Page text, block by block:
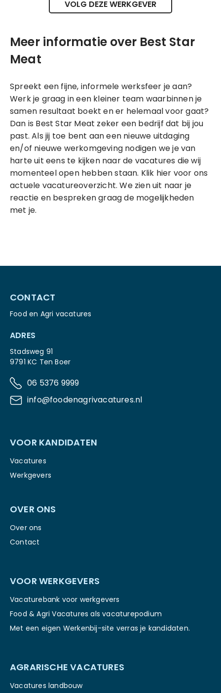
VOLG DEZE WERKGEVER
Meer informatie over Best Star
Meat
Spreekt een fijne, informele werksfeer je aan?
Werk je graag in een kleiner team waarbinnen je
samen resultaat boekt en er helemaal voor gaat?
Dan is Best Star Meat zeker een bedrijf dat bij jou
past. Als jij toe bent aan een nieuwe uitdaging
en/of nieuwe werkomgeving nodigen we je van
harte uit eens te kijken naar de vacatures die wij
momenteel open hebben staan. Klik hier voor ons
actuele vacatureoverzicht. We zien uit naar je
reactie en bespreken graag de mogelijkheden
met je.
CONTACT
Food en Agri vacatures
ADRES
Stadsweg 91
9791 KC Ten Boer
06 5376 9999
info@foodenagrivacatures.nl
VOOR KANDIDATEN
Vacatures
Werkgevers
OVER ONS
Over ons
Contact
VOOR WERKGEVERS
Vacaturebank voor werkgevers
Food & Agri Vacatures als vacaturepodium
Met een eigen Werkenbij-site verras je kandidaten.
AGRARISCHE VACATURES
Vacatures landbouw